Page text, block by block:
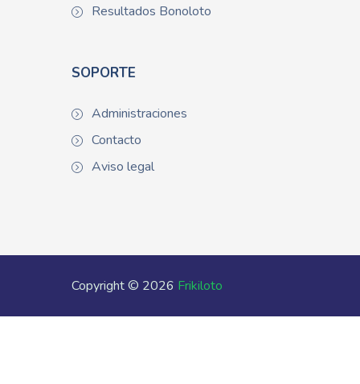
Resultados Bonoloto
SOPORTE
Administraciones
Contacto
Aviso legal
Copyright © 2026 Frikiloto